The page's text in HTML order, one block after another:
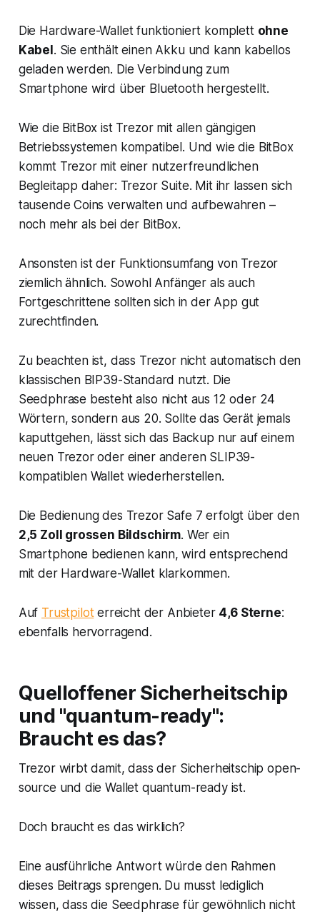
Die Hardware-Wallet funktioniert komplett ohne
Kabel . Sie enthält einen Akku und kann kabellos
geladen werden. Die Verbindung zum
Smartphone wird über Bluetooth hergestellt.
Wie die BitBox ist Trezor mit allen gängigen
Betriebssystemen kompatibel. Und wie die BitBox
kommt Trezor mit einer nutzerfreundlichen
Begleitapp daher: Trezor Suite. Mit ihr lassen sich
tausende Coins verwalten und aufbewahren –
noch mehr als bei der BitBox.
Ansonsten ist der Funktionsumfang von Trezor
ziemlich ähnlich. Sowohl Anfänger als auch
Fortgeschrittene sollten sich in der App gut
zurechtfinden.
Zu beachten ist, dass Trezor nicht automatisch den
klassischen BIP39-Standard nutzt. Die
Seedphrase besteht also nicht aus 12 oder 24
Wörtern, sondern aus 20. Sollte das Gerät jemals
kaputtgehen, lässt sich das Backup nur auf einem
neuen Trezor oder einer anderen SLIP39-
kompatiblen Wallet wiederherstellen.
Die Bedienung des Trezor Safe 7 erfolgt über den
2,5 Zoll grossen Bildschirm. Wer ein
Smartphone bedienen kann, wird entsprechend
mit der Hardware-Wallet klarkommen.
Auf Trustpiloterreicht der Anbieter 4,6 Sterne:
ebenfalls hervorragend.
Quelloffener Sicherheitschip
und "quantum-ready":
Braucht es das?
Trezor wirbt damit, dass der Sicherheitschip open-
source und die Wallet quantum-ready ist.
Doch braucht es das wirklich?
Eine ausführliche Antwort würde den Rahmen
dieses Beitrags sprengen. Du musst lediglich
wissen, dass die Seedphrase für gewöhnlich nicht